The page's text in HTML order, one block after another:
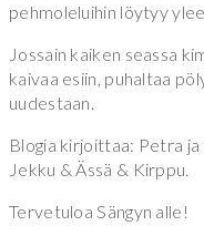
pehmoleluihin löytyy
Jossain kaiken seassa
kaivaa esiin, puhaltaa
uudestaan.
Blogia kirjoittaa: Petra
Jekku & Ässä & Kirppu.
Tervetuloa Sängyn alle!